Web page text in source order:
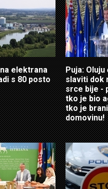
elektrana
s 80 posto
Puja: Oluju
slaviti dok
srce bije -
tko je bio
tko je
domovinu!